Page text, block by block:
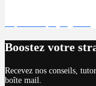
Boostez votre
Recevez nos conseils,
boîte mail.